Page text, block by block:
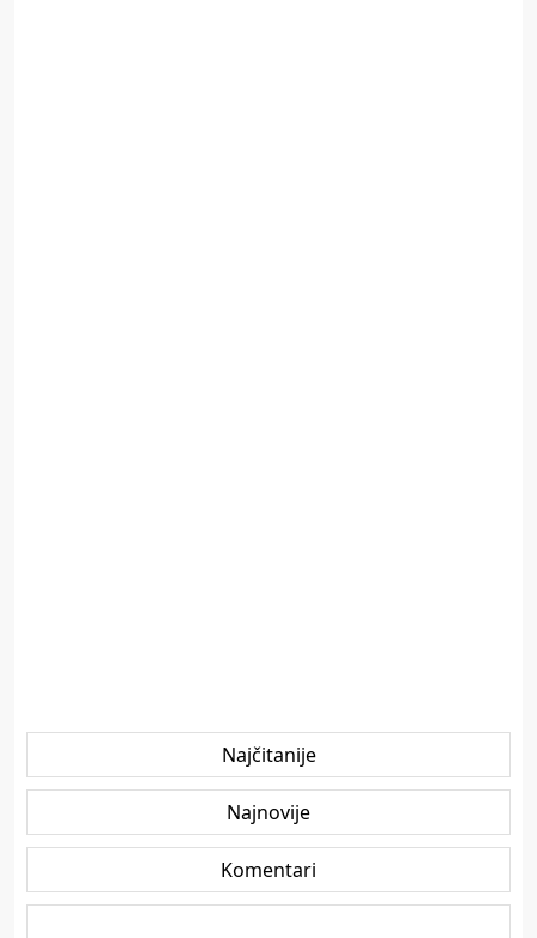
Najčitanije
Najnovije
Komentari